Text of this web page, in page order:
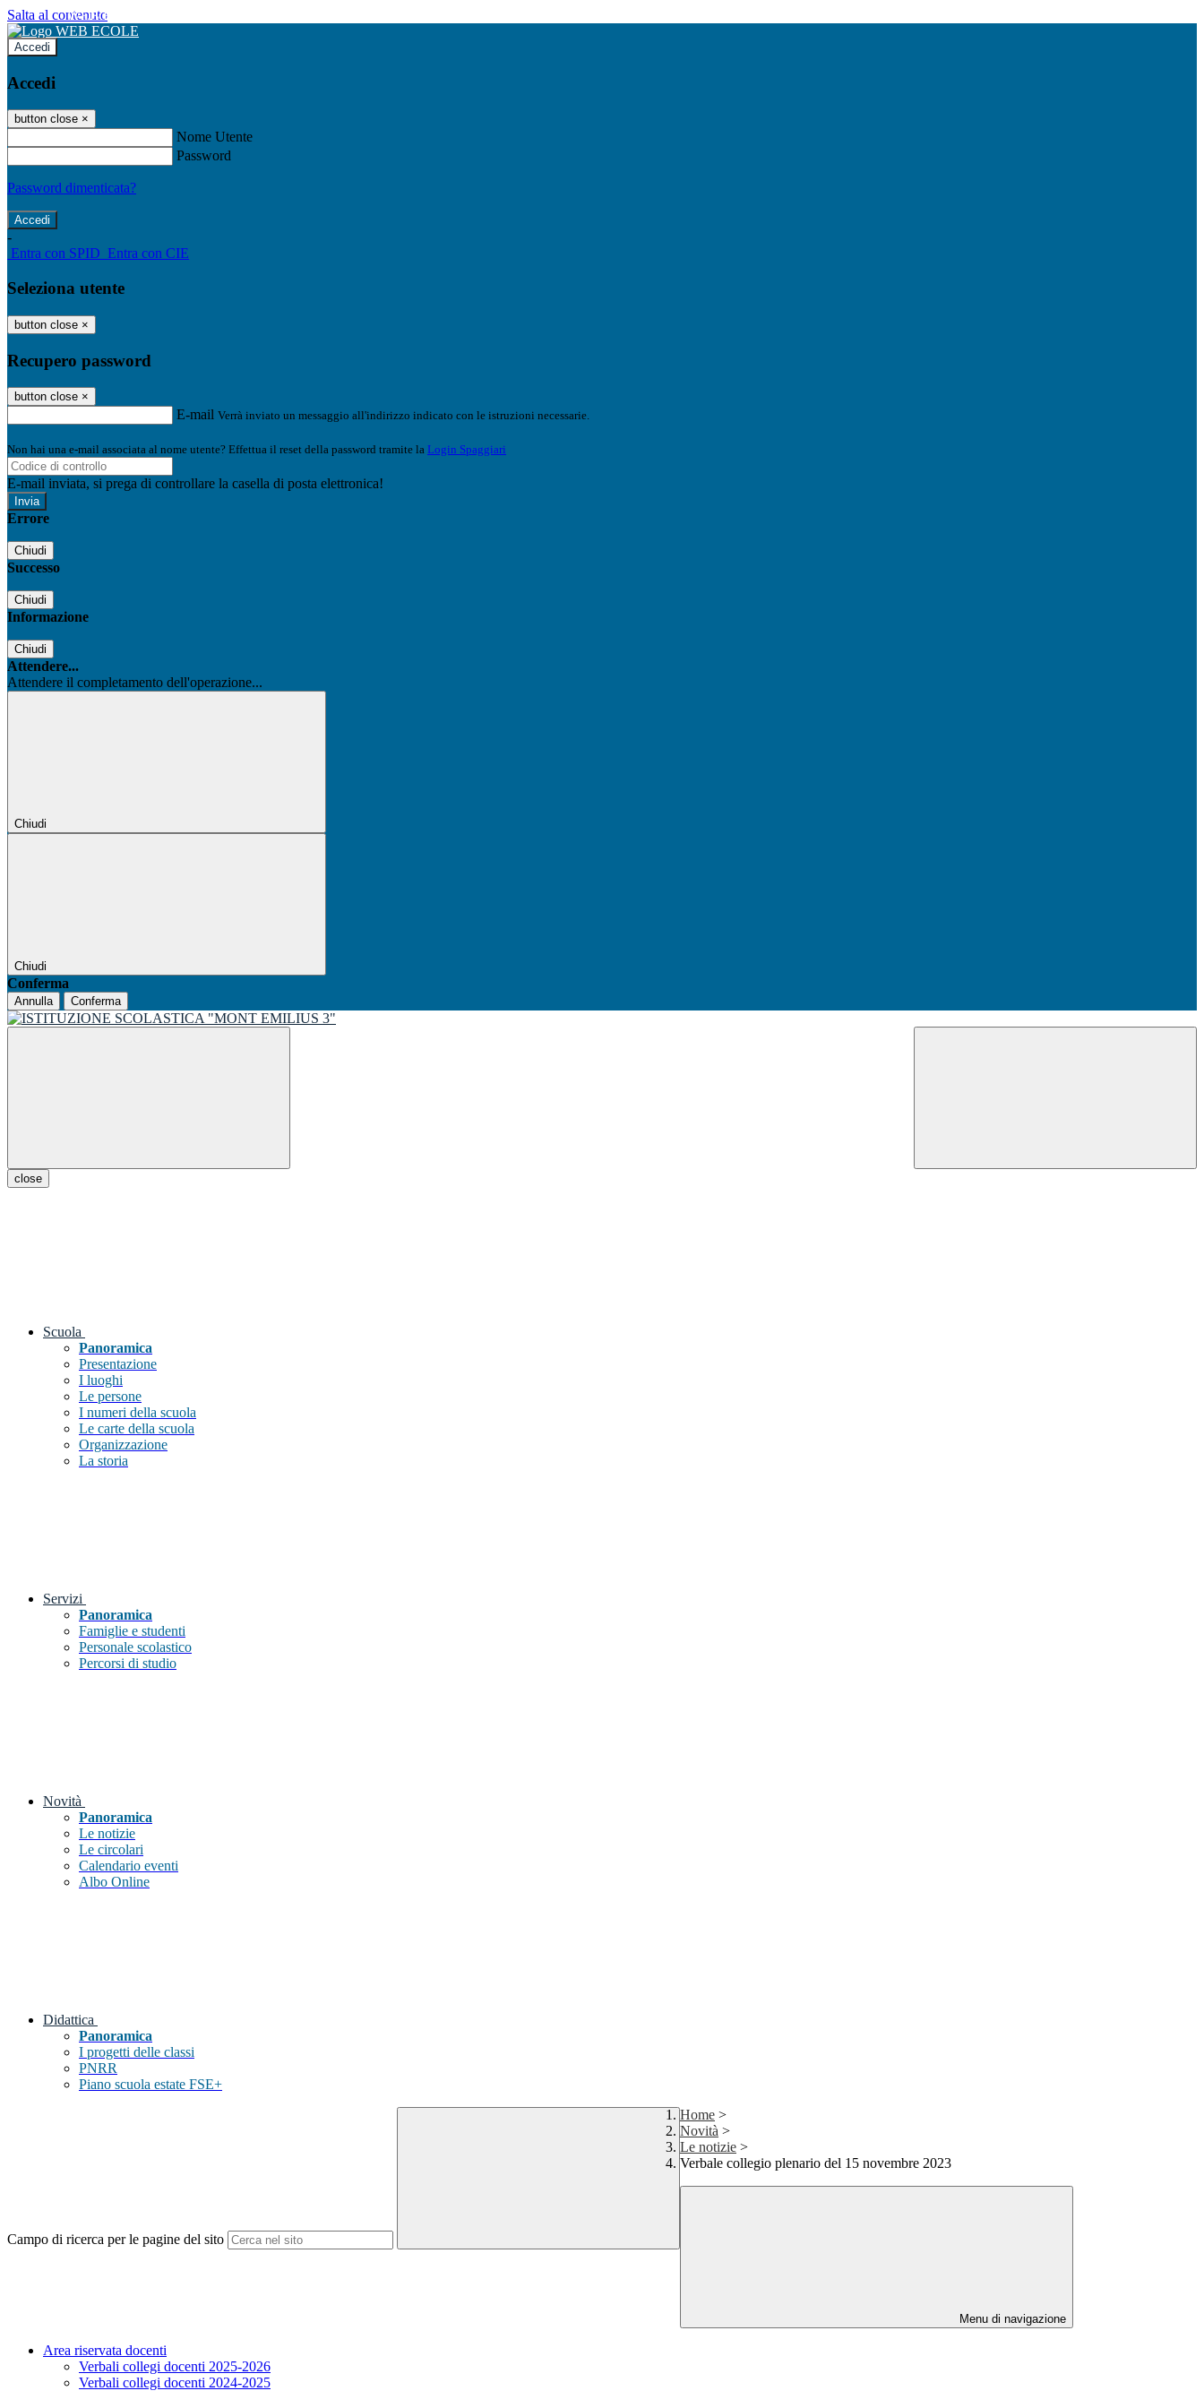
Salta al contenuto
WEB ECOLE
Accedi
Accedi
button close ×
Nome Utente
Password
Password dimenticata?
-
Entra con SPID Entra con CIE
Seleziona utente
button close ×
Recupero password
button close ×
E-mail Verrà inviato un messaggio all'indirizzo indicato con le istruzioni necessarie.
Non hai una e-mail associata al nome utente? Effettua il reset della password tramite la Login Spaggiari
E-mail inviata, si prega di controllare la casella di posta elettronica!
Errore
Chiudi
Successo
Chiudi
Informazione
Chiudi
Attendere...
Attendere il completamento dell'operazione...
Chiudi
Chiudi
Conferma
Annulla Conferma
close
Scuola
Panoramica
Presentazione
I luoghi
Le persone
I numeri della scuola
Le carte della scuola
Organizzazione
La storia
Servizi
Panoramica
Famiglie e studenti
Personale scolastico
Percorsi di studio
Novità
Panoramica
Le notizie
Le circolari
Calendario eventi
Albo Online
Didattica
Panoramica
I progetti delle classi
PNRR
Piano scuola estate FSE+
Campo di ricerca per le pagine del sito
Home >
Novità >
Le notizie >
Verbale collegio plenario del 15 novembre 2023
Menu di navigazione
Area riservata docenti
Verbali collegi docenti 2025-2026
Verbali collegi docenti 2024-2025